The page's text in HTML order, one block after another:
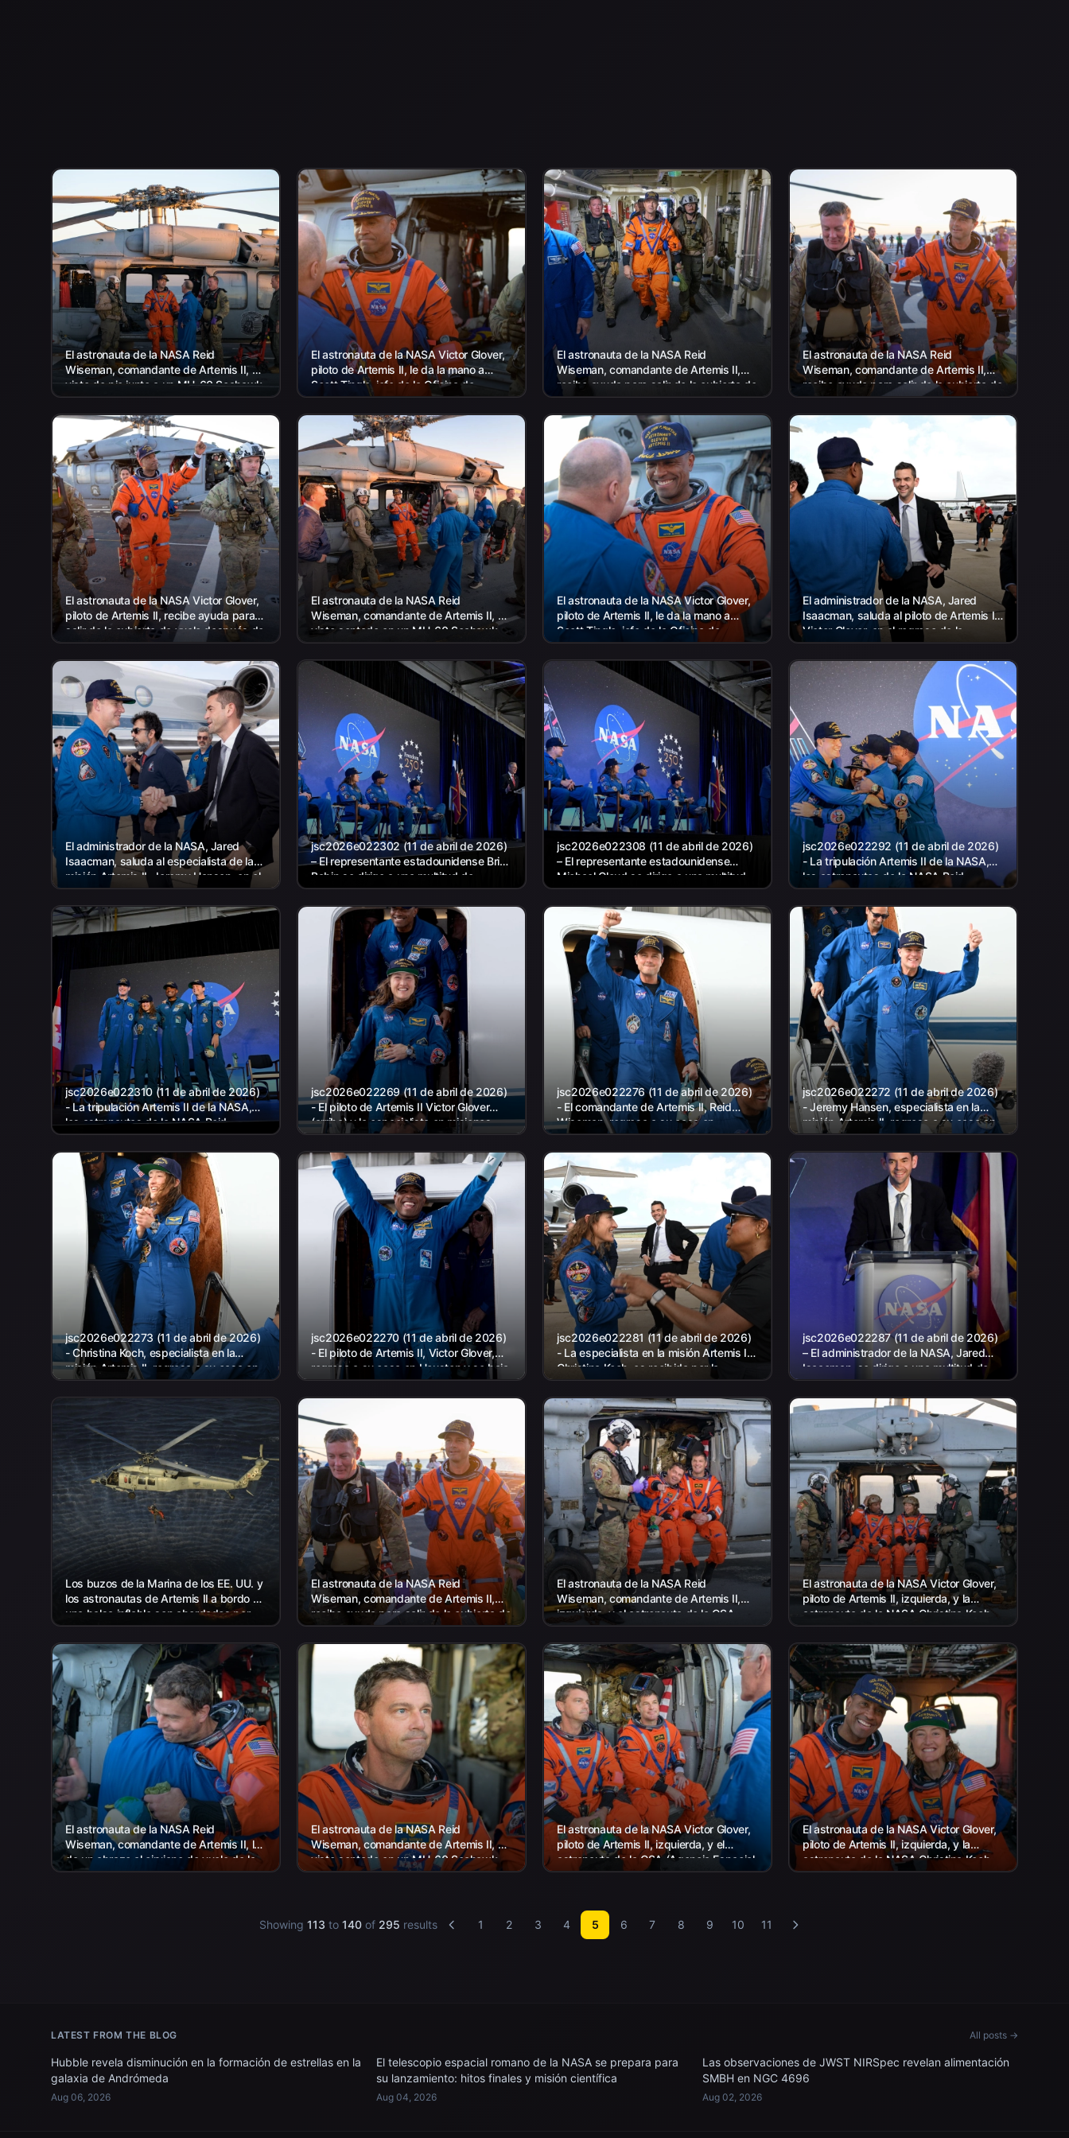
El astronauta de la NASA Reid
Wiseman, comandante de Artemis II, es
visto de pie junto a un MH-60 Seahawk
de la Armada de Helicopter Sea
Combat...
El astronauta de la NASA Victor Glover,
piloto de Artemis II, le da la mano a
Scott Tingle, jefe de la Oficina de
Astronautas, mientras...
El astronauta de la NASA Reid
Wiseman, comandante de Artemis II,
recibe ayuda para salir de la cubierta de
vuelo después de llegar a bordo del
USS John P. Murtha...
El astronauta de la NASA Reid
Wiseman, comandante de Artemis II,
recibe ayuda para salir de la cubierta de
vuelo después de llegar a bordo del
USS John P. Murtha...
El astronauta de la NASA Victor Glover,
piloto de Artemis II, recibe ayuda para
salir de la cubierta de vuelo después de
llegar a bordo del USS John P. Murtha...
El astronauta de la NASA Reid
Wiseman, comandante de Artemis II, es
visto sentado en un MH-60 Seahawk
de la Armada del Escuadrón de
Helicópteros de Combate Marítimo...
El astronauta de la NASA Victor Glover,
piloto de Artemis II, le da la mano a
Scott Tingle, jefe de la Oficina de
Astronautas, mientras...
El administrador de la NASA, Jared
Isaacman, saluda al piloto de Artemis II,
Victor Glover, en el regreso de la
tripulación de Artemis II a Houston el...
El administrador de la NASA, Jared
Isaacman, saluda al especialista de la
misión Artemis II, Jeremy Hansen, en el
regreso de la tripulación de Artemis II a
Houston...
jsc2026e022302 (11 de abril de 2026)
– El representante estadounidense Brian
Babin se dirige a una multitud de
amigos, familiares y colegas reunidos
para...
jsc2026e022308 (11 de abril de 2026)
– El representante estadounidense
Michael Cloud se dirige a una multitud
de amigos, familiares y colegas
reunidos para...
jsc2026e022292 (11 de abril de 2026)
- La tripulación Artemis II de la NASA,
los astronautas de la NASA Reid
Wiseman, comandante; Víctor Glover,
piloto; Christina Koch, misión...
jsc2026e022310 (11 de abril de 2026)
- La tripulación Artemis II de la NASA,
los astronautas de la NASA Reid
Wiseman, comandante; Víctor Glover,
piloto; Christina Koch, misión...
jsc2026e022269 (11 de abril de 2026)
- El piloto de Artemis II Victor Glover
(arriba) y la especialista en misiones
Christina Koch (centro) regresan a casa
para...
jsc2026e022276 (11 de abril de 2026)
- El comandante de Artemis II, Reid
Wiseman, regresa a su casa en
Houston y se baja de un avión en
Ellington...
jsc2026e022272 (11 de abril de 2026)
- Jeremy Hansen, especialista en la
misión Artemis II, regresa a su casa en
Houston y se baja de un avión en...
jsc2026e022273 (11 de abril de 2026)
- Christina Koch, especialista en la
misión Artemis II, regresa a su casa en
Houston y se baja de un avión en...
jsc2026e022270 (11 de abril de 2026)
- El piloto de Artemis II, Victor Glover,
regresa a su casa en Houston y se baja
de un avión en Ellington...
jsc2026e022281 (11 de abril de 2026)
- La especialista en la misión Artemis II,
Christina Koch, es recibida por la
directora del Centro Espacial Johnson
de la NASA, Vanessa...
jsc2026e022287 (11 de abril de 2026)
– El administrador de la NASA, Jared
Isaacman, se dirige a una multitud de
amigos, familiares y colegas reunidos
para...
Los buzos de la Marina de los EE. UU. y
los astronautas de Artemis II a bordo de
una balsa inflable son abordados por
helicópteros y llevados al...
El astronauta de la NASA Reid
Wiseman, comandante de Artemis II,
recibe ayuda para salir de la cubierta de
vuelo después de llegar a bordo del
USS John P. Murtha...
El astronauta de la NASA Reid
Wiseman, comandante de Artemis II,
izquierda, y el astronauta de la CSA
(Agencia Espacial Canadiense) Jeremy
Hansen, especialista de la misión
Artemis II,...
El astronauta de la NASA Victor Glover,
piloto de Artemis II, izquierda, y la
astronauta de la NASA Christina Koch,
especialista en la misión Artemis II,
sentados...
El astronauta de la NASA Reid
Wiseman, comandante de Artemis II, le
da un abrazo al cirujano de vuelo de la
NASA Richard Scheuring junto a un MH-
El astronauta de la NASA Reid
Wiseman, comandante de Artemis II, es
visto sentado en un MH-60 Seahawk
de la Armada del Escuadrón de
El astronauta de la NASA Victor Glover,
piloto de Artemis II, izquierda, y el
astronauta de la CSA (Agencia Espacial
Canadiense) Jeremy Hansen,
El astronauta de la NASA Victor Glover,
piloto de Artemis II, izquierda, y la
astronauta de la NASA Christina Koch,
especialista en la misión Artemis II,
Showing 113 to 140 of 295 results 1 2 3 4 5 6 7 8 9 10 11
LATEST FROM THE BLOG All posts →
Hubble revela disminución en la formación de estrellas en la
galaxia de Andrómeda
Aug 06, 2026
El telescopio espacial romano de la NASA se prepara para
su lanzamiento: hitos finales y misión científica
Aug 04, 2026
Las observaciones de JWST NIRSpec revelan alimentación
SMBH en NGC 4696
Aug 02, 2026